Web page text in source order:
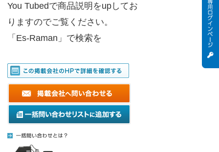
You Tubedで商品説明をupしてお
りますのでご覧ください。
「Es-Raman」で検索を